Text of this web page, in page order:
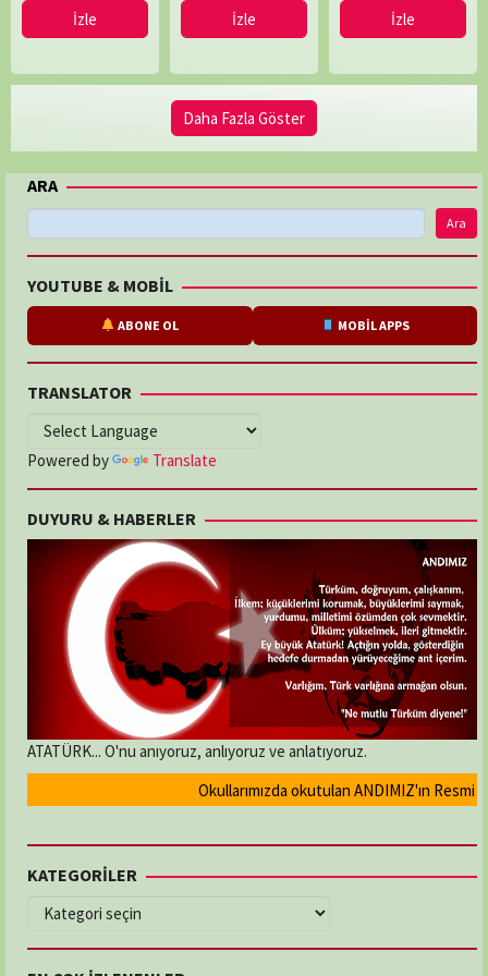
İzle İzle İzle
Daha Fazla Göster
ARA
Ara
YOUTUBE & MOBİL
ABONE OL MOBİL APPS
TRANSLATOR
Powered by Translate
DUYURU & HABERLER
ATATÜRK... O'nu anıyoruz, anlıyoruz ve anlatıyoruz.
Okullarımızda okutulan ANDIMIZ'ın Resmi
KATEGORİLER
KATEGORİLER